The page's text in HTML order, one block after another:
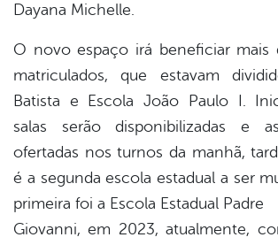
Dayana Michelle.
O novo espaço irá beneficiar mais
matriculados, que estavam
Batista e Escola João Paulo I.
salas serão disponibilizadas e
ofertadas nos turnos da manhã,
é a segunda escola estadual a ser
primeira foi a Escola Estadual Padre
Giovanni, em 2023, atualmente,